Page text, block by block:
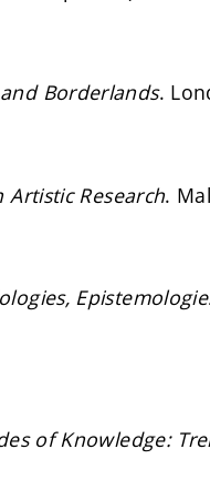
Borderlands.
Research.
of Knowledge: